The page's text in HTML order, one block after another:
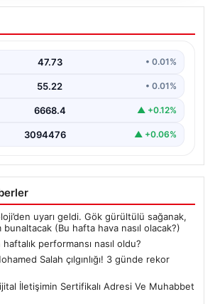
Mohamed Salah
günde rekor gelir…
47.73 • 0.01%
55.22 • 0.01%
6668.4 ▲ +0.12%
3094476 ▲ +0.06%
uyarı geldi. Gök gürültülü sağanak,
bunaltacak (Bu hafta hava nasıl olacak?)
haftalık performansı nasıl oldu?
Salah çılgınlığı! 3 günde rekor
İletişimin Sertifikalı Adresi Ve Muhabbet